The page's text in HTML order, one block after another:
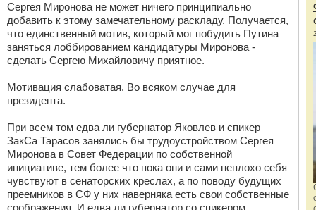
Сергея Миронова не может ничего принципиально
добавить к этому замечательному раскладу. Получается,
что единственный мотив, который мог побудить Путина
заняться лоббированием кандидатуры Миронова -
сделать Сергею Михайловичу приятное.
Мотивация слабоватая. Во всяком случае для
президента.
При всем том едва ли губернатор Яковлев и спикер
ЗакСа Тарасов занялись бы трудоустройством Сергея
Миронова в Совет Федерации по собственной
инициативе, тем более что пока они и сами неплохо себя
чувствуют в сенаторских креслах, а по поводу будущих
преемников в СФ у них наверняка есть свои собственные
соображения. И едва ли губернатор со спикером